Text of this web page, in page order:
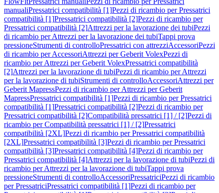
manualiPressatrici compatibilità [1]Pezzi di ricambio per Pressatrici
compatibilità [1]Pressatrici compatibilità [2]Pezzi di ricambio per
Pressatrici compatibilità [2]Attrezzi per la lavorazione dei tubiPezzi
di ricambio per Attrezzi per la lavorazione dei tubiTappi prova
pressioneStrumenti di controlloPressatrici con attrezziAccessoriPezzi
di ricambio per AccessoriAttrezzi per Geberit VolexPezzi di
ricambio per Attrezzi per Geberit VolexPressatrici compatibilità
[2]Attrezzi per la lavorazione di tubiPezzi di ricambio per Attrezzi
per la lavorazione di tubiStrumenti di controlloAccessoriAttrezzi per
Geberit MapressPezzi di ricambio per Attrezzi per Geberit
MapressPressatrici compatibilità [1]Pezzi di ricambio per Pressatrici
compatibilità [1]Pressatrici compatibilità [2]Pezzi di ricambio per
Pressatrici compatibilità [2]Compatibilità pressatrici [1] / [2]Pezzi di
ricambio per Compatibilità pressatrici [1] / [2]Pressatrici
compatibilità [2XL]Pezzi di ricambio per Pressatrici compatibilità
[2XL]Pressatrici compatibilità [3]Pezzi di ricambio per Pressatrici
compatibilità [3]Pressatrici compatibilità [4]Pezzi di ricambio per
Pressatrici compatibilità [4]Attrezzi per la lavorazione di tubiPezzi di
ricambio per Attrezzi per la lavorazione di tubiTappi prova
pressioneStrumenti di controlloAccessoriPressatriciPezzi di ricambio
per PressatriciPressatrici compatibilità [1]Pezzi di ricambio per